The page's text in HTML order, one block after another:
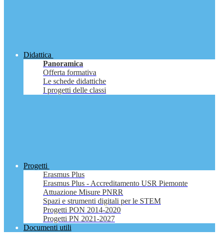
Didattica
Panoramica
Offerta formativa
Le schede didattiche
I progetti delle classi
Progetti
Erasmus Plus
Erasmus Plus - Accreditamento USR Piemonte
Attuazione Misure PNRR
Spazi e strumenti digitali per le STEM
Progetti PON 2014-2020
Progetti PN 2021-2027
Documenti utili